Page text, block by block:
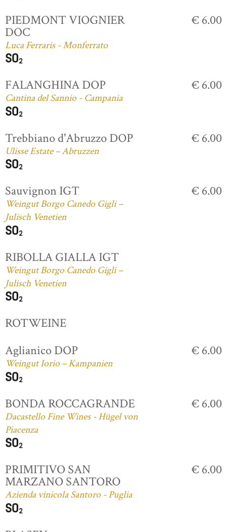
PIEDMONT VIOGNIER
DOC
Luca Ferraris - Monferrato
€ 6.00
FALANGHINA DOP
Cantina del Sannio - Campania
€ 6.00
Trebbiano d'Abruzzo DOP
Ulisse Estate – Abruzzen
€ 6.00
Sauvignon IGT
Weingut Borgo Canedo Gigli –
Julisch Venetien
€ 6.00
RIBOLLA GIALLA IGT
Weingut Borgo Canedo Gigli –
Julisch Venetien
ROTWEINE
Aglianico DOP
Weingut Iorio – Kampanien
€ 6.00
BONDA ROCCAGRANDE
Dacastello Fine Wines - Hügel von
Piacenza
€ 6.00
PRIMITIVO SAN
MARZANO SANTORO
Azienda vinicola Santoro - Puglia
€ 6.00